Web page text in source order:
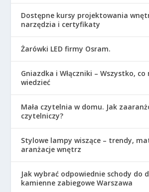
Dostępne kursy projektowania
narzędzia i certyfikaty
Żarówki LED firmy Osram.
Gniazdka i Włączniki – Wszystko, co
wiedzieć
Mała czytelnia w domu. Jak
czytelniczy?
Stylowe lampy wiszące – trendy,
aranżacje wnętrz
Jak wybrać odpowiednie schody do
kamienne zabiegowe Warszawa